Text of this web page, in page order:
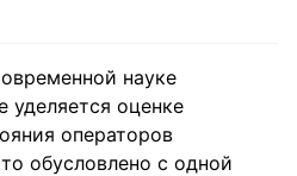
науке
уделяется оценке
операторов
обусловлено с одной